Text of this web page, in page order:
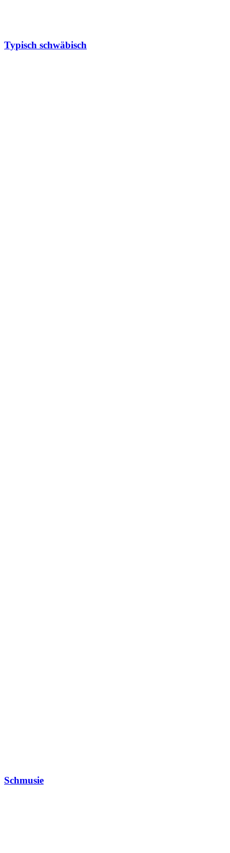
Typisch schwäbisch
Schmusie